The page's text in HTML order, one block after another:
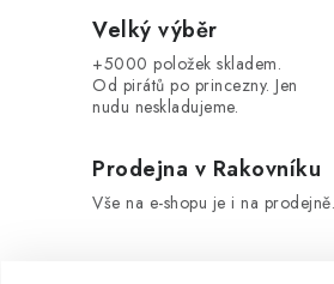
Velký výběr
+5000 položek skladem.
Od pirátů po princezny. Jen
nudu neskladujeme.
Prodejna v Rakovníku
Vše na e-shopu je i na